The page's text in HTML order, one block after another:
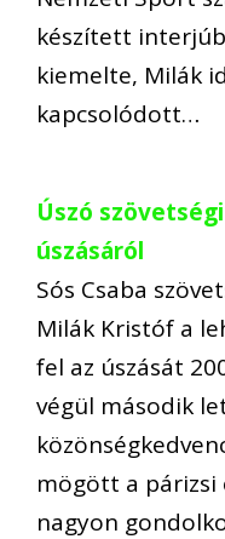
készített
kiemelte, Milák
kapcsolódott…
Úszó
úszásáról
Sós Csaba
Milák Kristóf a
fel az úszását
végül második
mögött a
nagyon